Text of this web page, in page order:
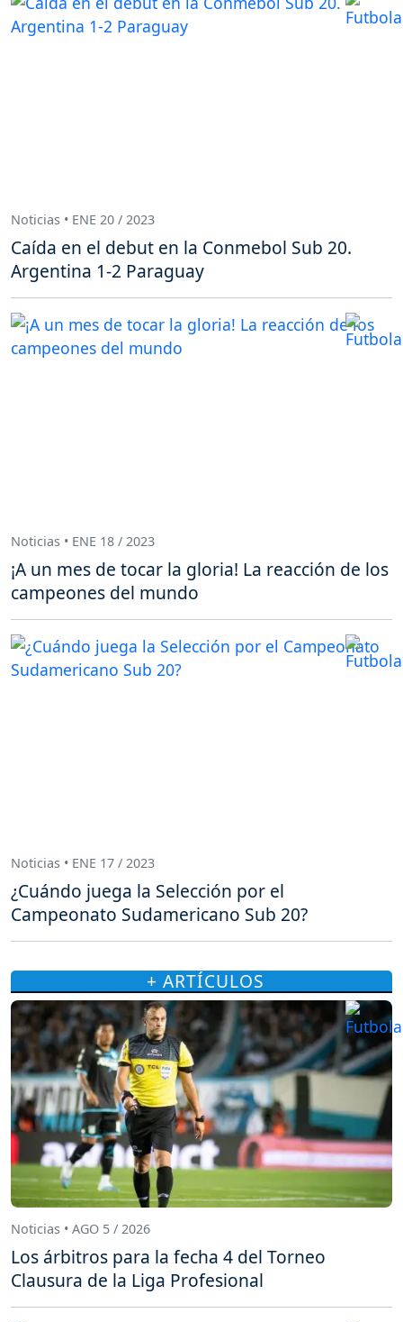
Noticias • ENE 20 / 2023
Caída en el debut en la Conmebol Sub 20.
Argentina 1-2 Paraguay
Noticias • ENE 18 / 2023
¡A un mes de tocar la gloria! La reacción de los
campeones del mundo
Noticias • ENE 17 / 2023
¿Cuándo juega la Selección por el
Campeonato Sudamericano Sub 20?
+ ARTÍCULOS
Noticias • AGO 5 / 2026
Los árbitros para la fecha 4 del Torneo
Clausura de la Liga Profesional